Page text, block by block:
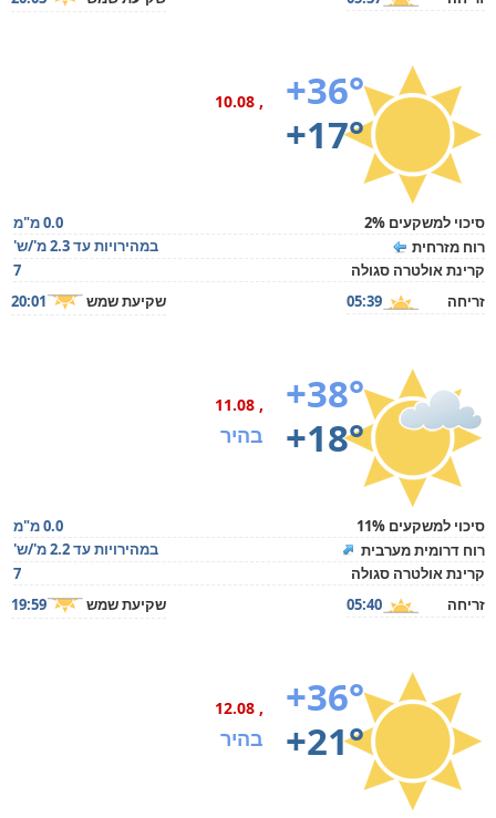
+36°
+17°
, 10.08
סיכוי למשקעים 2%
0.0 מ"מ
רוח מזרחית
במהירויות עד 2.3 מ'/ש'
קרינת אולטרה סגולה
7
זריחה
05:39 שקיעת שמש 20:01
+38°
+18°
, 11.08
בהיר
סיכוי למשקעים 11%
0.0 מ"מ
רוח דרומית מערבית
במהירויות עד 2.2 מ'/ש'
קרינת אולטרה סגולה
7
זריחה
05:40 שקיעת שמש 19:59
+36°
+21°
, 12.08
בהיר